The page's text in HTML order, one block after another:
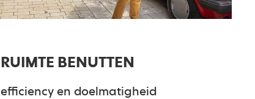
RUIMTE BENUTTEN
efficiency en doelmatigheid